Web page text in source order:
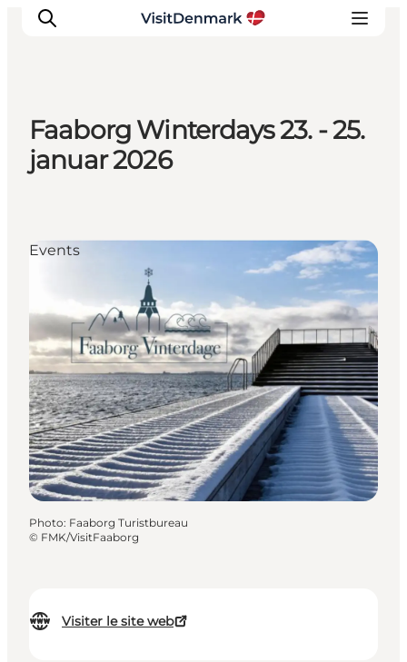
Inspirations
Planifiez votre voyage
Faaborg Winterdays 23. - 25.
januar 2026
Visiter le site web
Events
Photo: Faaborg Turistbureau
© FMK/VisitFaaborg